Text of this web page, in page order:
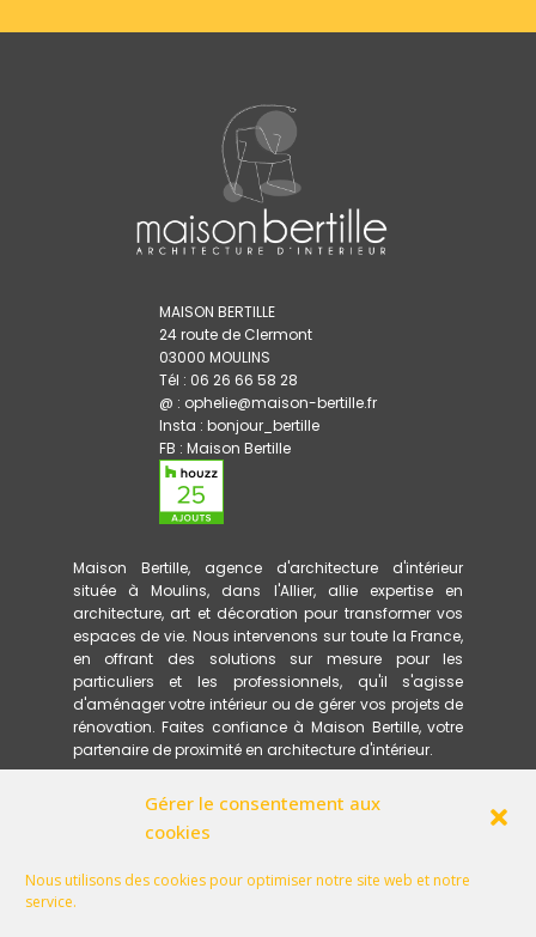
Gérer le consentement aux
cookies
Nous utilisons des cookies pour optimiser notre site web et notre
service.
MAISON BERTILLE
24 route de Clermont
03000 MOULINS
Tél : 06 26 66 58 28
@ : ophelie@maison-bertille.fr
Insta : bonjour_bertille
FB : Maison Bertille
Maison Bertille, agence d'architecture d'intérieur
située à Moulins, dans l'Allier, allie expertise en
architecture, art et décoration pour transformer vos
espaces de vie. Nous intervenons sur toute la France,
en offrant des solutions sur mesure pour les
particuliers et les professionnels, qu'il s'agisse
d'aménager votre intérieur ou de gérer vos projets de
rénovation. Faites confiance à Maison Bertille, votre
partenaire de proximité en architecture d'intérieur.
ACCUEIL
PRESTATIONS
RÉFÉRENCES